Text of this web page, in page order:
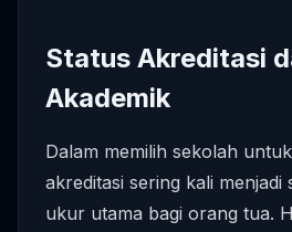
Status Akreditasi
Akademik
Dalam memilih sekolah
akreditasi sering kali menjadi
ukur utama bagi orang tua.